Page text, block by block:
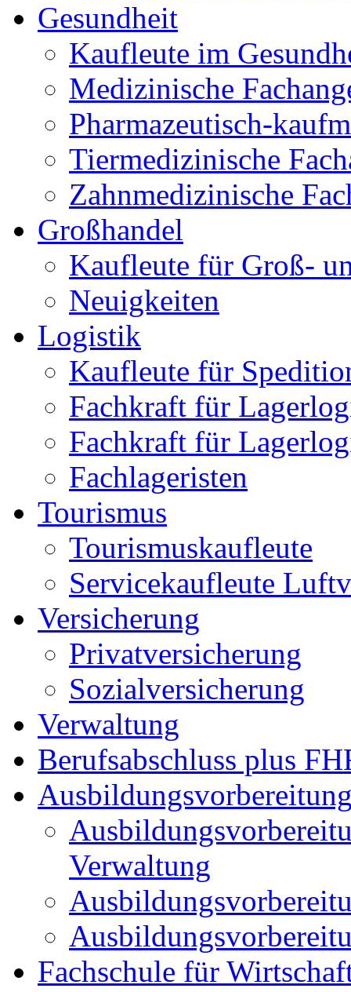
Gesundheit
Kaufleute im
Medizinische
Pharmazeutisch-
Tiermedizinische
Zahnmedizinische
Großhandel
Kaufleute für Groß-
Neuigkeiten
Logistik
Kaufleute für
Fachkraft für
Fachkraft für
Fachlageristen
Tourismus
Tourismuskaufleute
Servicekaufleute
Versicherung
Privatversicherung
Sozialversicherung
Verwaltung
Berufsabschluss plus
Verwaltung
Fachschule für